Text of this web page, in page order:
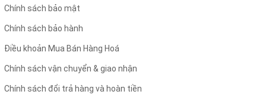
Chính sách bảo mật
Chính sách bảo hành
Điều khoản Mua Bán Hàng Hoá
Chính sách vận chuyển & giao nhận
Chính sách đổi trả hàng và hoàn tiền